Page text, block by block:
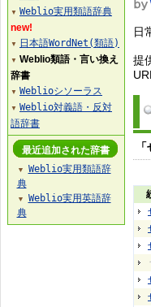
日
提
URL
▼ Weblio実用類語辞典
new!
▼ 日本語WordNet(類語)
▼ Weblio類語・言い換え
辞書
▼ Weblioシソーラス
▼ Weblio対義語・反対
語辞書
最近追加された辞書
▼
Weblio実用類語辞
典
▼
Weblio実用英語辞
典